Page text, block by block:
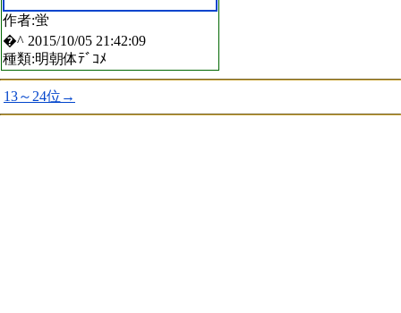
作者:蛍
�^ 2015/10/05 21:42:09
種類:明朝体ﾃﾞｺﾒ
13～24位→